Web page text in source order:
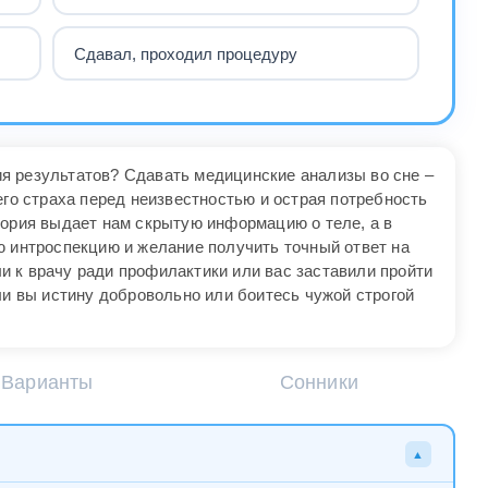
Сдавал, проходил процедуру
Сдавать медицинские анализы во сне –
страха перед неизвестностью и острая потребность
выдает нам скрытую информацию о теле, а в
интроспекцию и желание получить точный ответ на
врачу ради профилактики или вас заставили пройти
вы истину добровольно или боитесь чужой строгой
Варианты Сонники
▲